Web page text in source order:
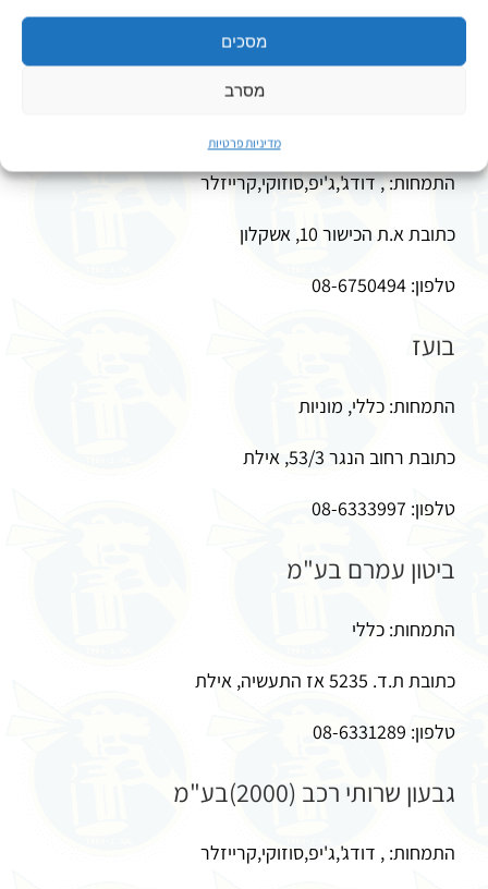
מסכים
מסרב
מדיניות פרטיות
כתובת פנחס החוצב 8, באר שבע
טלפון: 08-6234139
התמחות: , דודג',ג'יפ,סוזוקי,קרייזלר
כתובת א.ת הכישור 10, אשקלון
טלפון: 08-6750494
בועז
התמחות: כללי, מוניות
כתובת רחוב הנגר 53/3, אילת
טלפון: 08-6333997
ביטון עמרם בע"מ
התמחות: כללי
כתובת ת.ד. 5235 אז התעשיה, אילת
טלפון: 08-6331289
גבעון שרותי רכב (2000)בע"מ
התמחות: , דודג',ג'יפ,סוזוקי,קרייזלר